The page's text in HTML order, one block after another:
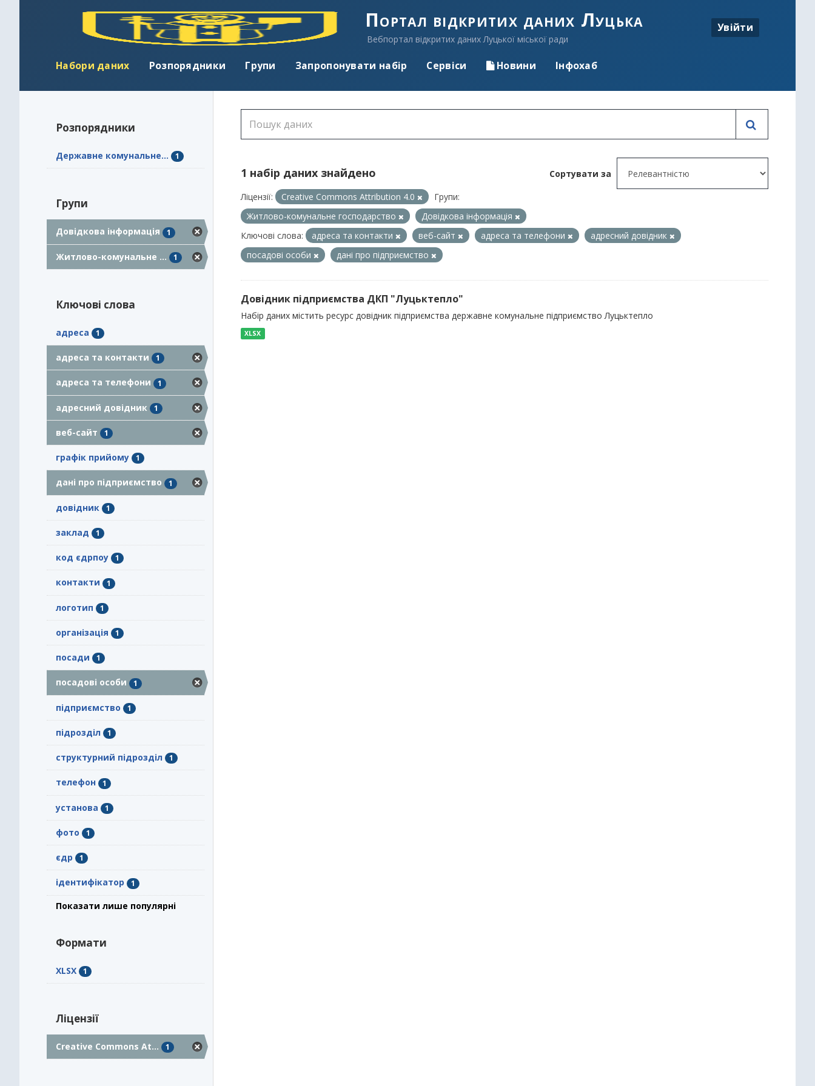
Портал відкритих даних Луцька
Вебпортал відкритих даних Луцької міської ради
Увійти
Набори даних Розпорядники Групи Запропонувати набір Сервіси Новини Інфохаб
Розпорядники
Державне комунальне... 1
Групи
Довідкова інформація 1
Житлово-комунальне ... 1
Ключові слова
адреса 1
адреса та контакти 1
адреса та телефони 1
адресний довідник 1
веб-сайт 1
графік прийому 1
дані про підприємство 1
довідник 1
заклад 1
код єдрпоу 1
контакти 1
логотип 1
організація 1
посади 1
посадові особи 1
підприємство 1
підрозділ 1
структурний підрозділ 1
телефон 1
установа 1
фото 1
єдр 1
ідентифікатор 1
Показати лише популярні
Формати
XLSX 1
Ліцензії
Creative Commons At... 1
Сортувати за
1 набір даних знайдено
Ліцензії: Creative Commons Attribution 4.0
Групи:
Житлово-комунальне господарство
Довідкова інформація
Ключові слова:
адреса та контакти веб-сайт адреса та телефони
адресний довідник
посадові особи
дані про підприємство
Довідник підприємства ДКП "Луцьктепло"
Набір даних містить ресурс довідник підприємства державне комунальне підприємство Луцьктепло
XLSX